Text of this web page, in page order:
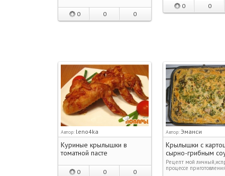
0 0 0
0 0
Автор: leno4ka
Куриные крылышки в
томатной пасте
0 0 0
Автор: Эманси
Крылышки с
сырно-грибным
Рецепт мой
процессе